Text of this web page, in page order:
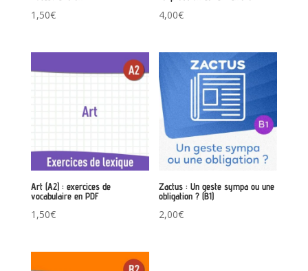
1,50€ 4,00€
Art (A2) : exercices de
vocabulaire en PDF
1,50€
Zactus : Un geste sympa ou une
obligation ? (B1)
2,00€